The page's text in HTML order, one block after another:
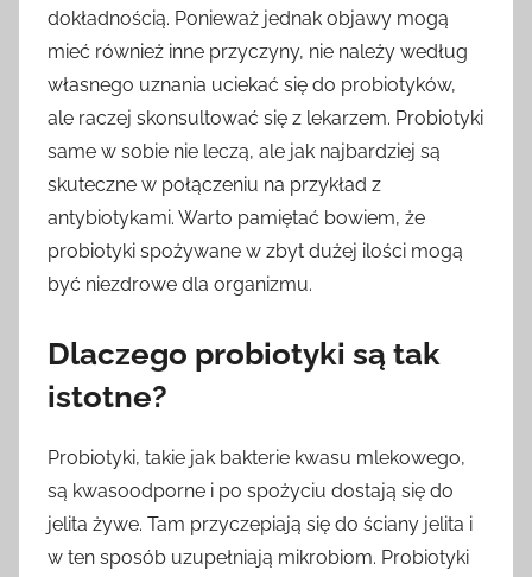
dokładnością. Ponieważ jednak objawy mogą
mieć również inne przyczyny, nie należy według
własnego uznania uciekać się do probiotyków,
ale raczej skonsultować się z lekarzem. Probiotyki
same w sobie nie leczą, ale jak najbardziej są
skuteczne w połączeniu na przykład z
antybiotykami. Warto pamiętać bowiem, że
probiotyki spożywane w zbyt dużej ilości mogą
być niezdrowe dla organizmu.
Dlaczego probiotyki są tak
istotne?
Probiotyki, takie jak bakterie kwasu mlekowego,
są kwasoodporne i po spożyciu dostają się do
jelita żywe. Tam przyczepiają się do ściany jelita i
w ten sposób uzupełniają mikrobiom. Probiotyki